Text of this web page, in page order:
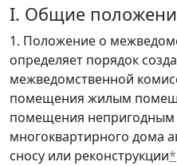
I. Общие
1. Положение о
определяет порядок
межведомственной
помещения жилым
помещения непригодным
многоквартирного дома
сносу или реконструкции*